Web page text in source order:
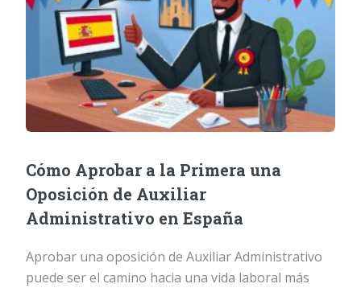
Cómo Aprobar a la Primera una
Oposición de Auxiliar
Administrativo en España
Aprobar una oposición de Auxiliar Administrativo
puede ser el camino hacia una vida laboral más